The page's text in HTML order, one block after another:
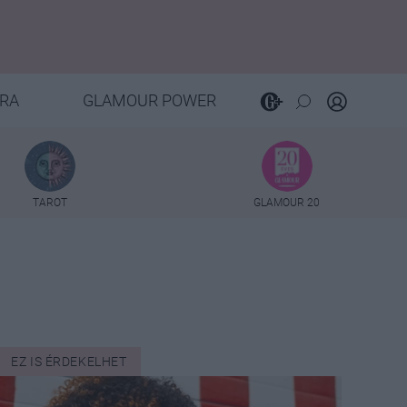
GLAMOUR POWER
TAROT GLAMOUR 20
EZ IS ÉRDEKELHET